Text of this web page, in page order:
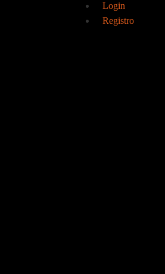
Login
Registro